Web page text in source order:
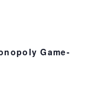
Game-